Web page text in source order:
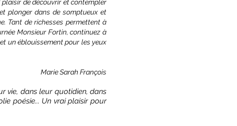
de découvrir et contempler
plonger dans de somptueux et
Tant de richesses permettent à
Monsieur Fortin, continuez à
un éblouissement pour les yeux
Marie Sarah François
vie, dans leur quotidien, dans
poésie... Un vrai plaisir pour